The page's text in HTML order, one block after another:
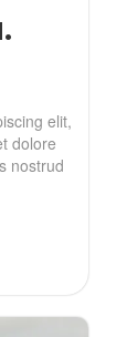
elit,
dolore
nostrud